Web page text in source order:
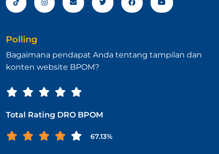
Polling
Bagaimana pendapat Anda tentang tampilan dan
konten website BPOM?
Total Rating DRO BPOM
67.13%